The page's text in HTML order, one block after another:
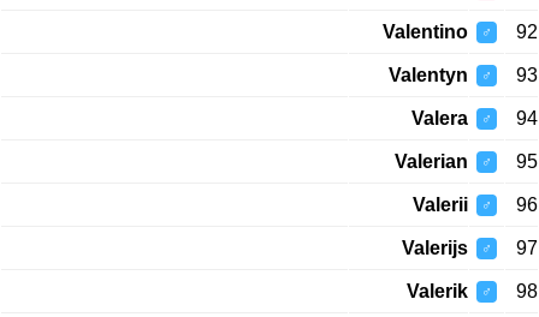
92
♂
Valentino
93
♂
Valentyn
94
♂
Valera
95
♂
Valerian
96
♂
Valerii
97
♂
Valerijs
98
♂
Valerik